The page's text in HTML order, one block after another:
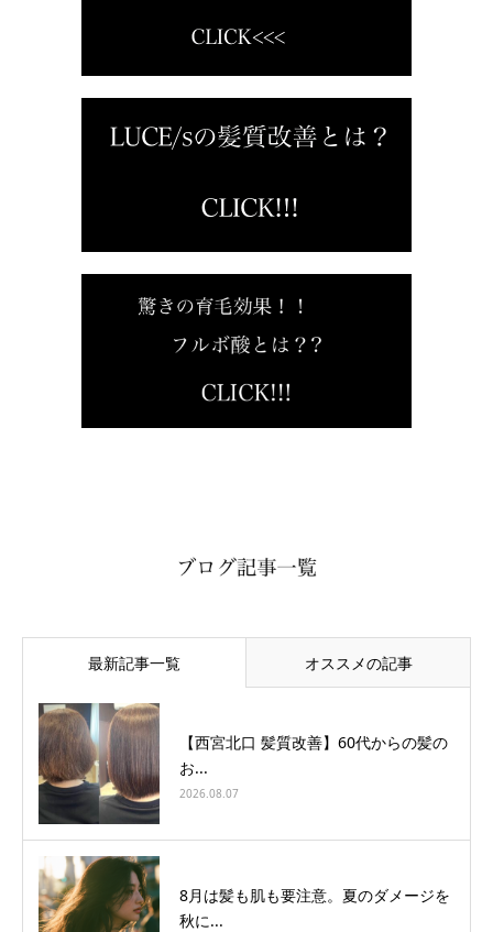
最新記事一覧 オススメの記事
【西宮北口 髪質改善】60代からの髪の
お...
2026.08.07
8月は髪も肌も要注意。夏のダメージを
秋に...